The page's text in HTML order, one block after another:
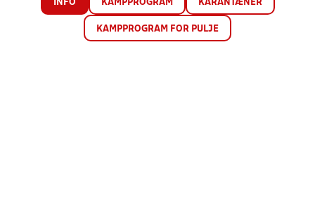
INFO KAMPPROGRAM KARANTÆNER
KAMPPROGRAM FOR PULJE